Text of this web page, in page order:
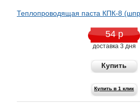
Теплопроводящая паста КПК-8
54 р
доставка 3 дня
Купить
Купить в 1 клик